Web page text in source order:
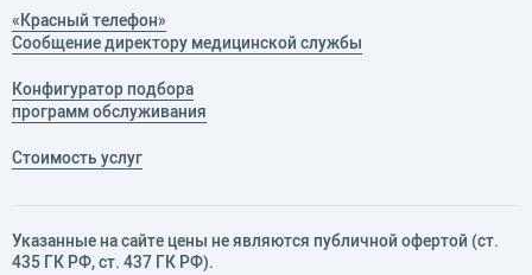
«Красный телефон»
Сообщение директору медицинской службы
Конфигуратор подбора
программ обслуживания
Стоимость услуг
Указанные на сайте цены не являются публичной офертой (ст.
435 ГК РФ, cт. 437 ГК РФ).